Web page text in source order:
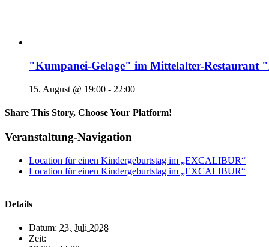
"Kumpanei-Gelage" im Mittelalter-
15. August @ 19:00 - 22:00
Share This Story, Choose Your Platform!
Veranstaltung-Navigation
Location für einen Kindergeburtstag im „EXCALIBUR“
Location für einen Kindergeburtstag im „EXCALIBUR“
Details
Datum: 23. Juli 2028
Zeit: